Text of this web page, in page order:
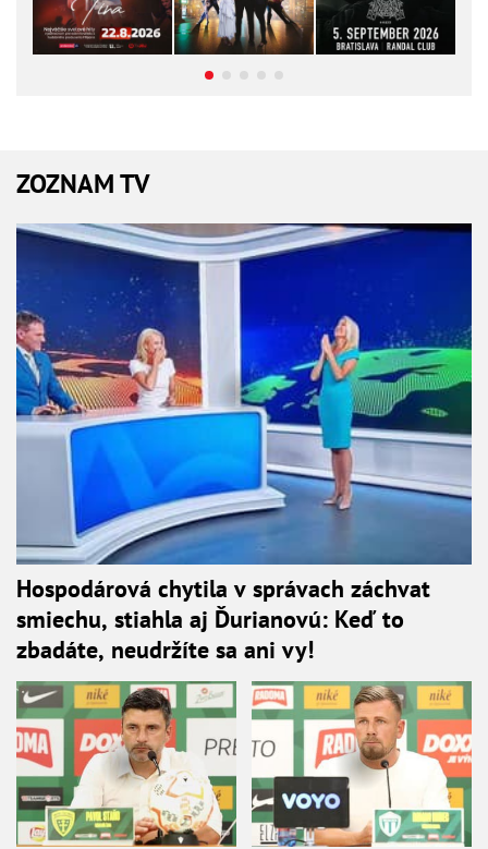
ZOZNAM TV
Hospodárová chytila v správach záchvat
smiechu, stiahla aj Ďurianovú: Keď to
zbadáte, neudržíte sa ani vy!